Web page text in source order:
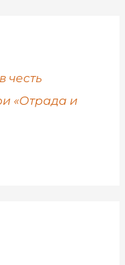
честь
«Отрада и